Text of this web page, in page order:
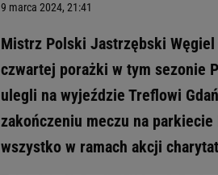
9 marca 2024, 21:41
Mistrz Polski Jastrzębski
czwartej porażki w tym sezonie
ulegli na wyjeździe Treflowi
zakończeniu meczu na
wszystko w ramach akcji